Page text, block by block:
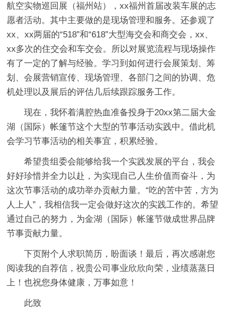
航空实物巡回展（福州站），xx福州首届改装车展的志
愿者活动。其中主要做的是现场管理和服务。还参观了
xx、xx两届的“518”和“618”大型海交会和商交会，xx、
xx多次的住交会和车交会。所以对展览流程与现场操作
有了一定的了解与经验。学习到如何进行会展策划、筹
划、会展营销宣传、现场管理、各部门之间的协调、危
机处理以及展后的评估几后续跟踪服务工作。
现在，我怀着满腔热血准备投身于20xx第二届大金
湖（国际）帐篷节这个大型的节事活动实践中。借此机
会学习节事活动的相关事宜，积累经验。
希望贵组委会能够给我一个实践发展的平台，我会
好好珍惜并全力以赴，为实现自己人生价值而奋斗，为
这次节事活动的成功举办贡献力量。“吃的苦中苦，方为
人上人”，我相信我一定会做好这次的实践工作的。希望
通过自己的努力，为金湖（国际）帐篷节做成世界品牌
节事贡献力量。
下页附个人求职简历，盼面谈！最后，再次感谢您
阅读我的自荐信，祝贵公司事业欣欣向荣，业绩蒸蒸日
上！也祝您身体健康，万事如意！
此致